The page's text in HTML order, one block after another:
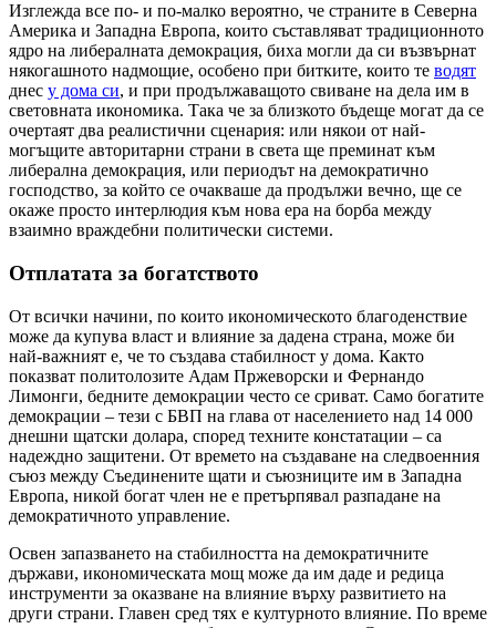
Изглежда все по- и по-малко вероятно, че страните в Северна
Америка и Западна Европа, които съставляват традиционното
ядро на либералната демокрация, биха могли да си възвърнат
някогашното надмощие, особено при битките, които те водят
днес у дома си, и при продължаващото свиване на дела им в
световната икономика. Така че за близкото бъдеще могат да се
очертаят два реалистични сценария: или някои от най-
могъщите авторитарни страни в света ще преминат към
либерална демокрация, или периодът на демократично
господство, за който се очакваше да продължи вечно, ще се
окаже просто интерлюдия към нова ера на борба между
взаимно враждебни политически системи.
Отплатата за богатството
От всички начини, по които икономическото благоденствие
може да купува власт и влияние за дадена страна, може би
най-важният е, че то създава стабилност у дома. Както
показват политолозите Адам Пржеворски и Фернандо
Лимонги, бедните демокрации често се сриват. Само богатите
демокрации – тези с БВП на глава от населението над 14 000
днешни щатски долара, според техните констатации – са
надеждно защитени. От времето на създаване на следвоенния
съюз между Съединените щати и съюзниците им в Западна
Европа, никой богат член не е претърпявал разпадане на
демократичното управление.
Освен запазването на стабилността на демократичните
държави, икономическата мощ може да им даде и редица
инструменти за оказване на влияние върху развитието на
други страни. Главен сред тях е културното влияние. По време